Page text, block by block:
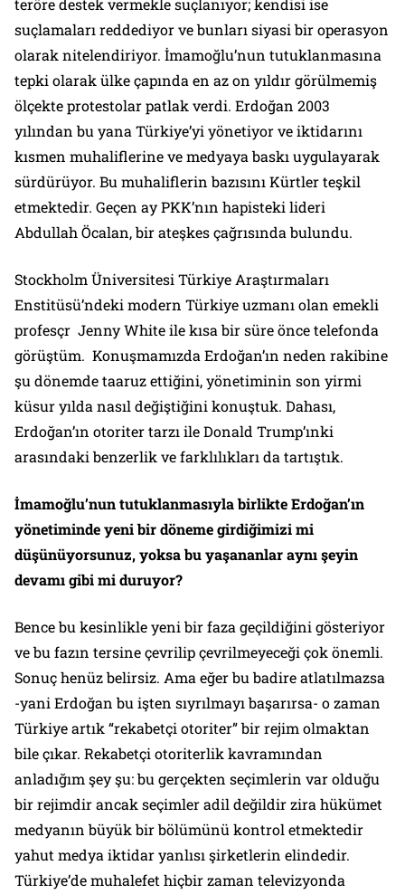
teröre destek vermekle suçlanıyor; kendisi ise
suçlamaları reddediyor ve bunları siyasi bir operasyon
olarak nitelendiriyor. İmamoğlu’nun tutuklanmasına
tepki olarak ülke çapında en az on yıldır görülmemiş
ölçekte protestolar patlak verdi. Erdoğan 2003
yılından bu yana Türkiye’yi yönetiyor ve iktidarını
kısmen muhaliflerine ve medyaya baskı uygulayarak
sürdürüyor. Bu muhaliflerin bazısını Kürtler teşkil
etmektedir. Geçen ay PKK’nın hapisteki lideri
Abdullah Öcalan, bir ateşkes çağrısında bulundu.
Stockholm Üniversitesi Türkiye Araştırmaları
Enstitüsü’ndeki modern Türkiye uzmanı olan emekli
profesçr Jenny White ile kısa bir süre önce telefonda
görüştüm. Konuşmamızda Erdoğan’ın neden rakibine
şu dönemde taaruz ettiğini, yönetiminin son yirmi
küsur yılda nasıl değiştiğini konuştuk. Dahası,
Erdoğan’ın otoriter tarzı ile Donald Trump’ınki
arasındaki benzerlik ve farklılıkları da tartıştık.
İmamoğlu’nun tutuklanmasıyla birlikte Erdoğan’ın
yönetiminde yeni bir döneme girdiğimizi mi
düşünüyorsunuz, yoksa bu yaşananlar aynı şeyin
devamı gibi mi duruyor?
Bence bu kesinlikle yeni bir faza geçildiğini gösteriyor
ve bu fazın tersine çevrilip çevrilmeyeceği çok önemli.
Sonuç henüz belirsiz. Ama eğer bu badire atlatılmazsa
-yani Erdoğan bu işten sıyrılmayı başarırsa- o zaman
Türkiye artık “rekabetçi otoriter” bir rejim olmaktan
bile çıkar. Rekabetçi otoriterlik kavramından
anladığım şey şu: bu gerçekten seçimlerin var olduğu
bir rejimdir ancak seçimler adil değildir zira hükümet
medyanın büyük bir bölümünü kontrol etmektedir
yahut medya iktidar yanlısı şirketlerin elindedir.
Türkiye’de muhalefet hiçbir zaman televizyonda